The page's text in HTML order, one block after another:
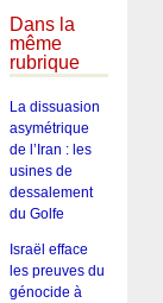
Dans la
même
rubrique
La dissuasion
asymétrique
de l’Iran : les
usines de
dessalement
du Golfe
Israël efface
les preuves du
génocide à